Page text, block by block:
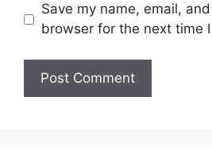
Save my name, email,
browser for the next time